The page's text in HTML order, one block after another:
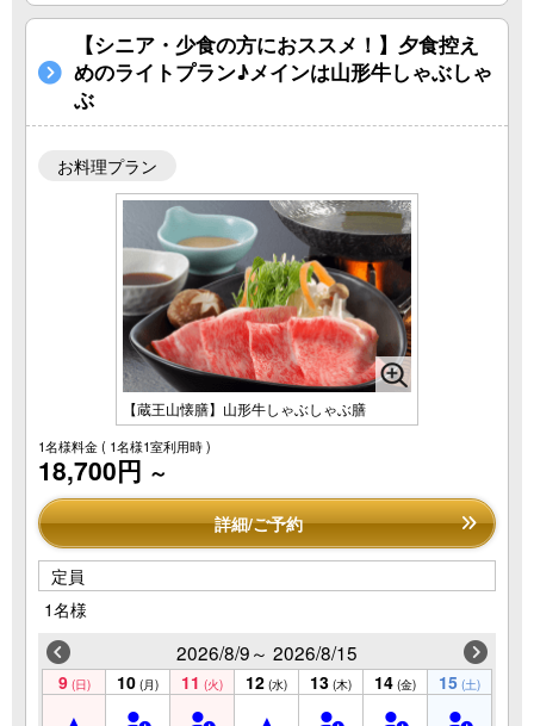
【シニア・少食の方におススメ！】夕食控え
めのライトプラン♪メインは山形牛しゃぶしゃ
ぶ
お料理プラン
【蔵王山懐膳】山形牛しゃぶしゃぶ膳
1名様料金( 1名様1室利用時 )
18,700円 ～
詳細/ご予約
定員
1名様
2026/8/9～ 2026/8/15
9 (日) 10 (月) 11 (火) 12 (水) 13 (木) 14 (金) 15 (土)